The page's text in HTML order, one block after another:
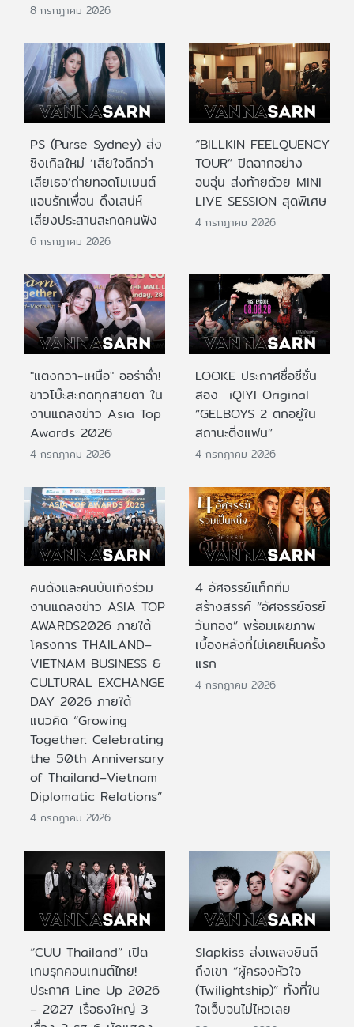
8 กรกฎาคม 2026
PS (Purse Sydney) ส่ง
ซิงเกิลใหม่ ‘เสียใจดีกว่า
เสียเธอ’ถ่ายทอดโมเมนต์
แอบรักเพื่อน ดึงเสน่ห์
เสียงประสานสะกดคนฟัง
6 กรกฎาคม 2026
“BILLKIN FEELQUENCY
TOUR” ปิดฉากอย่าง
อบอุ่น ส่งท้ายด้วย MINI
LIVE SESSION สุดพิเศษ
4 กรกฎาคม 2026
"แตงกวา-เหนือ" ออร่าฉ่ำ!
ขาวโบ๊ะสะกดทุกสายตา ใน
งานแถลงข่าว Asia Top
Awards 2026
4 กรกฎาคม 2026
LOOKE ประกาศชื่อซีซั่น
สอง iQIYI Original
“GELBOYS 2 ตกอยู่ใน
สถานะติ่งแฟน”
4 กรกฎาคม 2026
คนดังและคนบันเทิงร่วม
งานแถลงข่าว ASIA TOP
AWARDS2026 ภายใต้
โครงการ THAILAND–
VIETNAM BUSINESS &
CULTURAL EXCHANGE
DAY 2026 ภายใต้
แนวคิด “Growing
Together: Celebrating
the 50th Anniversary
of Thailand–Vietnam
Diplomatic Relations”
4 กรกฎาคม 2026
4 อัศจรรย์แท็กทีม
สร้างสรรค์ “อัศจรรย์จรย์
วันทอง” พร้อมเผยภาพ
เบื้องหลังที่ไม่เคยเห็นครั้ง
แรก
4 กรกฎาคม 2026
“CUU Thailand” เปิด
เกมรุกคอนเทนต์ไทย!
ประกาศ Line Up 2026
– 2027 เรือธงใหญ่ 3
Slapkiss ส่งเพลงยินดี
ถึงเขา “ผู้ครองหัวใจ
(Twilightship)” ทั้งที่ใน
ใจเจ็บจนไม่ไหวเลย